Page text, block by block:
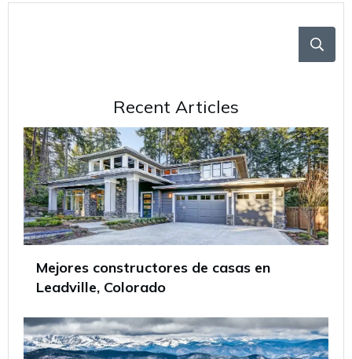
Recent Articles
Mejores constructores de casas en
Leadville, Colorado